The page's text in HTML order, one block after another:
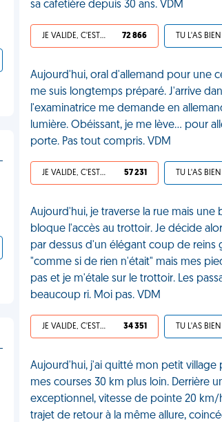
sa cafetière depuis 30 ans. VDM
JE VALIDE, C'EST UNE VDM 72 866
Aujourd'hui, oral d'allemand pour une
me suis longtemps préparé. J'arrive
l'examinatrice me demande en
lumière. Obéissant, je me lève... pour
porte. Pas tout compris. VDM
JE VALIDE, C'EST UNE VDM 57 231
Aujourd'hui, je traverse la rue mais une
bloque l'accès au trottoir. Je décide
par dessus d'un élégant coup de reins
"comme si de rien n'était" mais mes
pas et je m'étale sur le trottoir. Les
beaucoup ri. Moi pas. VDM
JE VALIDE, C'EST UNE VDM 34 351
Aujourd'hui, j'ai quitté mon petit village
mes courses 30 km plus loin. Derrière
exceptionnel, vitesse de pointe 20 km/
trajet de retour à la même allure,